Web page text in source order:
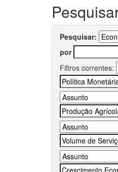
Pesquisar:
por
Filtros correntes: